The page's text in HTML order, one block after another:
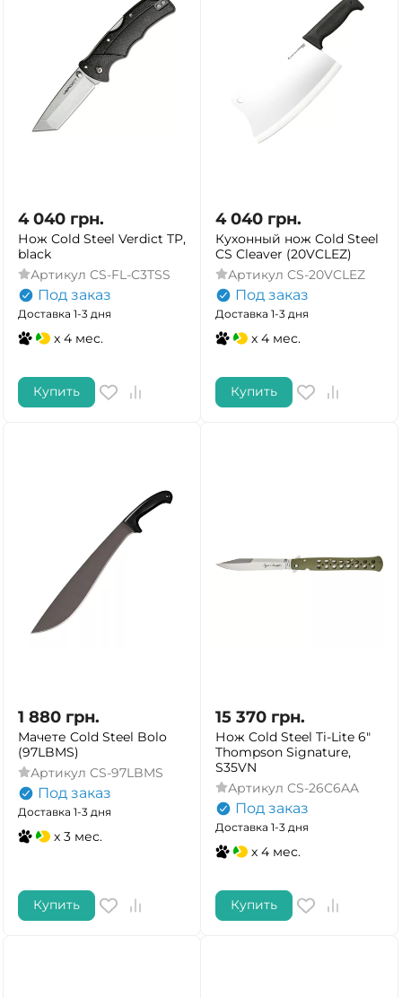
4 040 грн.
Нож Cold Steel Verdict TP,
black
Артикул CS-FL-C3TSS
Под заказ
Доставка 1-3 дня
x 4 мес.
Купить
4 040 грн.
Кухонный нож Cold Steel
CS Cleaver (20VCLEZ)
Артикул CS-20VCLEZ
Под заказ
Доставка 1-3 дня
x 4 мес.
Купить
1 880 грн.
Мачете Cold Steel Bolo
(97LBMS)
Артикул CS-97LBMS
Под заказ
Доставка 1-3 дня
x 3 мес.
Купить
15 370 грн.
Нож Cold Steel Ti-Lite 6"
Thompson Signature,
S35VN
Артикул CS-26C6AA
Под заказ
Доставка 1-3 дня
x 4 мес.
Купить